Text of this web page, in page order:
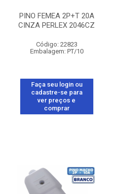
PINO FEMEA 2P+T 20A
CINZA PERLEX 2046CZ
Código: 22823
Embalagem: PT/10
Faça seu login ou
cadastre-se para
ver preços e
comprar